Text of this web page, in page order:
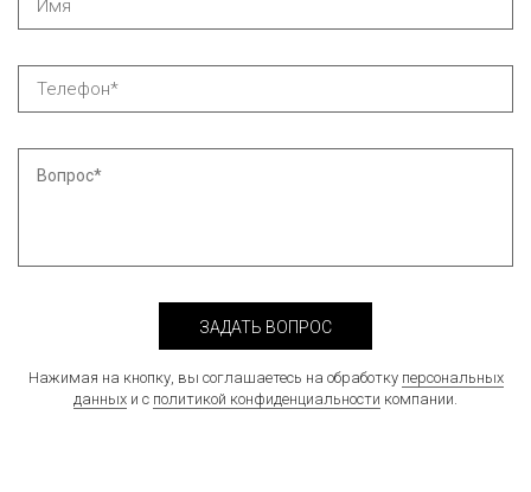
ЗАДАТЬ ВОПРОС
Нажимая на кнопку, вы соглашаетесь на обработку персональных
данных и с политикой конфиденциальности компании.